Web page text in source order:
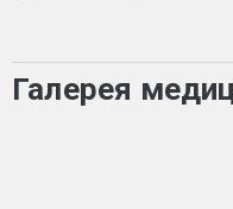
Галерея